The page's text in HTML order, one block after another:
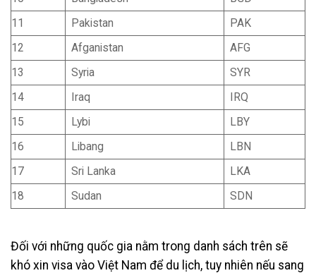
11
Pakistan
PAK
12
Afganistan
AFG
13
Syria
SYR
14
Iraq
IRQ
15
Lybi
LBY
16
Libang
LBN
17
Sri Lanka
LKA
18
Sudan SDN
Đối với những quốc gia nằm trong danh sách trên sẽ
khó xin visa vào Việt Nam để du lịch, tuy nhiên nếu sang